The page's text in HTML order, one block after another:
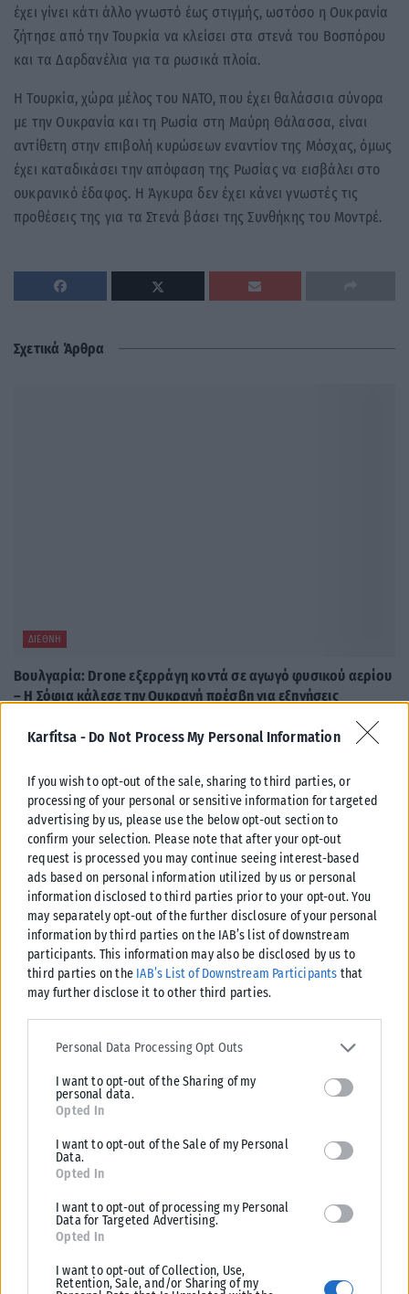
Karfitsa - Do Not Process My Personal Information
If you wish to opt-out of the sale, sharing to third parties, or
processing of your personal or sensitive information for targeted
advertising by us, please use the below opt-out section to
confirm your selection. Please note that after your opt-out
request is processed you may continue seeing interest-based
ads based on personal information utilized by us or personal
information disclosed to third parties prior to your opt-out. You
may separately opt-out of the further disclosure of your personal
information by third parties on the IAB’s list of downstream
participants. This information may also be disclosed by us to
third parties on the IAB’s List of Downstream Participants that
may further disclose it to other third parties.
Please note that this website/app uses one or more Google
services and may gather and store information including but not
deny consent to Google and its third-party tags to use your data
for below specified purposes in below Google consent section.
Personal Data Processing Opt Outs
I want to opt-out of the Sharing of my
personal data.
Opted In
I want to opt-out of the Sale of my Personal
Data.
Opted In
I want to opt-out of processing my Personal
Data for Targeted Advertising.
Opted In
I want to opt-out of Collection, Use,
Retention, Sale, and/or Sharing of my
έχει γίνει κάτι άλλο γνωστό έως στιγμής, ωστόσο η Ουκρανία
ζήτησε από την Τουρκία να κλείσει στα στενά του Βοσπόρου
και τα Δαρδανέλια για τα ρωσικά πλοία.
Η Τουρκία, χώρα μέλος του ΝΑΤΟ, που έχει θαλάσσια σύνορα
με την Ουκρανία και τη Ρωσία στη Μαύρη Θάλασσα, είναι
αντίθετη στην επιβολή κυρώσεων εναντίον της Μόσχας, όμως
έχει καταδικάσει την απόφαση της Ρωσίας να εισβάλει στο
ουκρανικό έδαφος. Η Άγκυρα δεν έχει κάνει γνωστές τις
προθέσεις της για τα Στενά βάσει της Συνθήκης του Μοντρέ.
Σχετικά Άρθρα
ΔΙΕΘΝΉ
Βουλγαρία: Drone εξερράγη κοντά σε αγωγό φυσικού αερίου
– Η Σόφια κάλεσε την Ουκρανή πρέσβη για εξηγήσεις
Συναγερμός σήμανε στη Βουλγαρία μετά την πτώση και έκρηξη μη
επανδρωμένου αεροσκάφους κοντά στα σύνορα με τη Ρουμανία και
ΑΝΑΡΤΉΘΗΚΕ ΑΠΌ ΔΉΜΗΤΡΑ ΚΑΤΡΑΜΆΔΟΥ 08/08/2026
Στενά του Ορμούζ: Το Ιράν σκληραίνει τη στάση του – Ζητά
Νέα εμπλοκή προκαλεί στις προσπάθειες για την επαναλειτουργία των
Στενών του Ορμούζ η σκληρή γραμμή που υιοθετεί η Τεχεράνη, καθώς...
ΔΉΜΗΤΡΑ ΚΑΤΡΑΜΆΔΟΥ 08/08/2026